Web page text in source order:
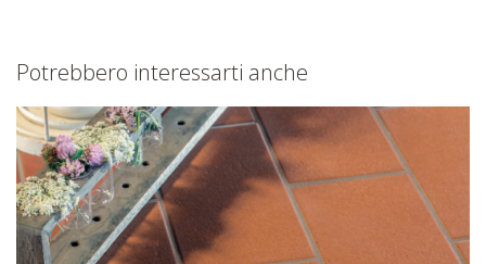
Potrebbero interessarti anche